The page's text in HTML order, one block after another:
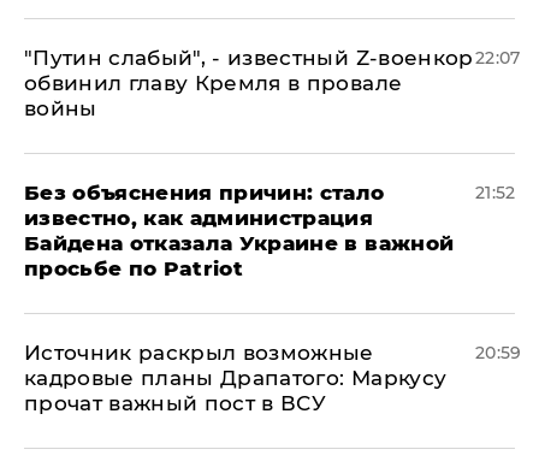
​"Путин слабый", - известный Z-военкор
обвинил главу Кремля в провале
войны
22:07
Без объяснения причин: стало
известно, как администрация
Байдена отказала Украине в важной
просьбе по Patriot
21:52
​Источник раскрыл возможные
кадровые планы Драпатого: Маркусу
прочат важный пост в ВСУ
20:59